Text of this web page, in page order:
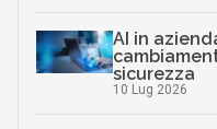
AI in
sicurezza
10 Lug 2026